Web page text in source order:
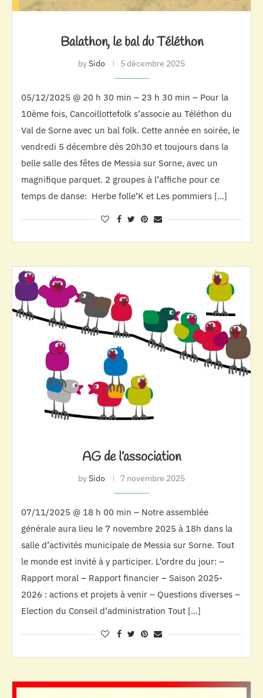
Balathon, le bal du Téléthon
bySido 5 décembre 2025
05/12/2025 @ 20 h 30 min – 23 h 30 min – Pour la
10ème fois, Cancoillottefolk s’associe au Téléthon du
Val de Sorne avec un bal folk. Cette année en soirée, le
vendredi 5 décembre dès 20h30 et toujours dans la
belle salle des fêtes de Messia sur Sorne, avec un
magnifique parquet. 2 groupes à l’affiche pour ce
temps de danse: Herbe folle’K et Les pommiers […]
AG de l’association
bySido 7 novembre 2025
07/11/2025 @ 18 h 00 min – Notre assemblée
générale aura lieu le 7 novembre 2025 à 18h dans la
salle d’activités municipale de Messia sur Sorne. Tout
le monde est invité à y participer. L’ordre du jour: –
Rapport moral – Rapport financier – Saison 2025-
2026 : actions et projets à venir – Questions diverses –
Election du Conseil d’administration Tout […]